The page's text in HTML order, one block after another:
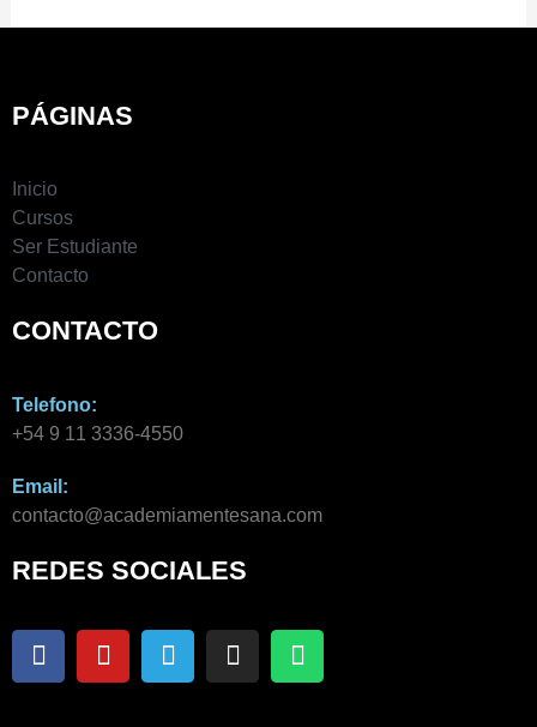
PÁGINAS
Inicio
Cursos
Ser Estudiante
Contacto
CONTACTO
Telefono:
+54 9 11 3336-4550​
Email:
contacto@academiamentesana.com​
REDES SOCIALES
F
a
Y
o
T
e
I
n
W
h